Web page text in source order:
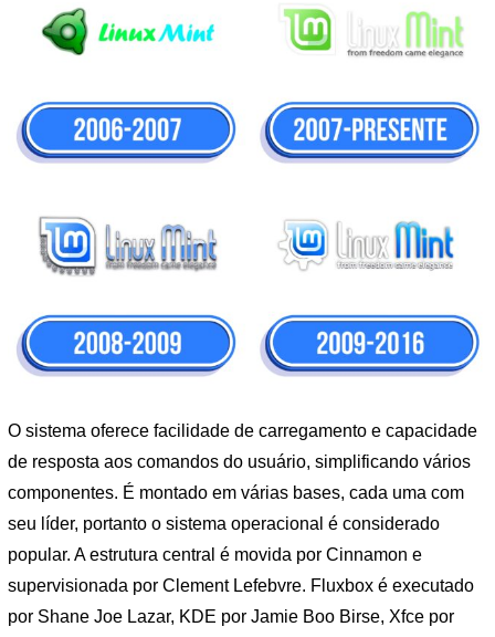
O sistema oferece facilidade de carregamento e capacidade
de resposta aos comandos do usuário, simplificando vários
componentes. É montado em várias bases, cada uma com
seu líder, portanto o sistema operacional é considerado
popular. A estrutura central é movida por Cinnamon e
supervisionada por Clement Lefebvre. Fluxbox é executado
por Shane Joe Lazar, KDE por Jamie Boo Birse, Xfce por